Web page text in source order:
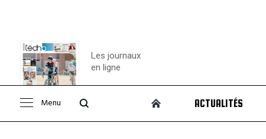
Consulter le
Les journaux
en ligne
Menu ACTUALITÉS